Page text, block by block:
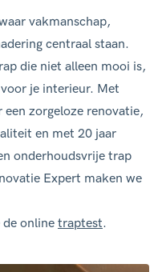
vakmanschap,
centraal staan.
die niet alleen mooi is,
je interieur. Met
zorgeloze renovatie,
en met 20 jaar
onderhoudsvrije trap
Expert maken we
online traptest.